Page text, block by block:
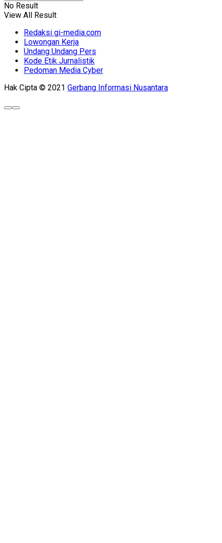
No Result
View All Result
Redaksi gi-media.com
Lowongan Kerja
Undang Undang Pers
Kode Etik Jurnalistik
Pedoman Media Cyber
Hak Cipta © 2021 Gerbang Informasi Nusantara